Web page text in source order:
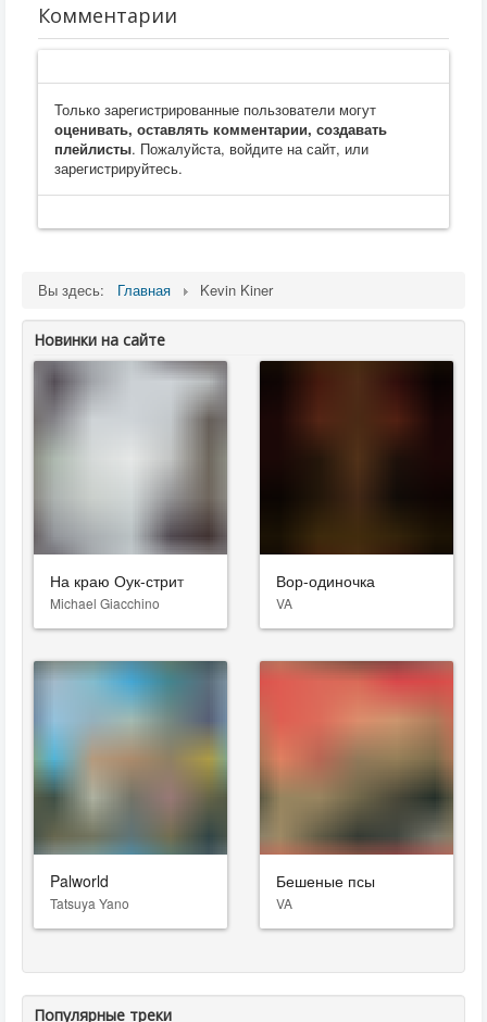
Комментарии
Только зарегистрированные пользователи могут
оценивать, оставлять комментарии, создавать
плейлисты. Пожалуйста, войдите на сайт, или
зарегистрируйтесь.
Вы здесь: Главная Kevin Kiner
Новинки на сайте
На краю Оук-стрит
Michael Giacchino
Вор-одиночка
VA
Palworld
Tatsuya Yano
Бешеные псы
VA
Популярные треки